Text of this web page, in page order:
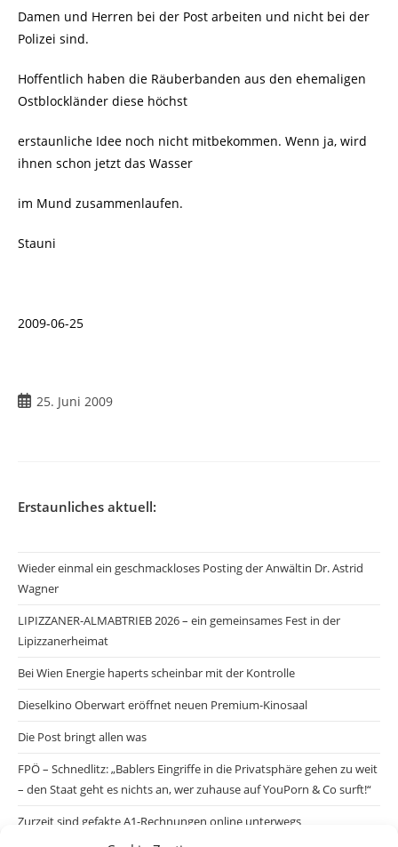
Damen und Herren bei der Post arbeiten und nicht bei der
Polizei sind.
Hoffentlich haben die Räuberbanden aus den ehemaligen
Ostblockländer diese höchst
erstaunliche Idee noch nicht mitbekommen. Wenn ja, wird
ihnen schon jetzt das Wasser
im Mund zusammenlaufen.
Stauni
2009-06-25
Beitrag
25. Juni 2009
Erstaunliches aktuell:
Wieder einmal ein geschmackloses Posting der Anwältin Dr. Astrid
Wagner
LIPIZZANER-ALMABTRIEB 2026 – ein gemeinsames Fest in der
Lipizzanerheimat
Bei Wien Energie haperts scheinbar mit der Kontrolle
Dieselkino Oberwart eröffnet neuen Premium-Kinosaal
Die Post bringt allen was
FPÖ – Schnedlitz: „Bablers Eingriffe in die Privatsphäre gehen zu weit
– den Staat geht es nichts an, wer zuhause auf YouPorn & Co surft!“
Zurzeit sind gefakte A1-Rechnungen online unterwegs